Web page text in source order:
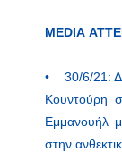
MEDIA
• 30/6/21:
Κουντούρη
Εμμανουήλ
στην